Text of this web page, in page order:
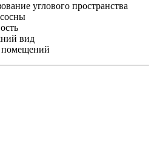
углового пространства
вид
помещений